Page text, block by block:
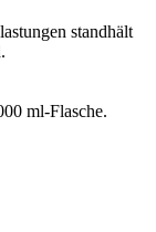
standhält
ml-Flasche.